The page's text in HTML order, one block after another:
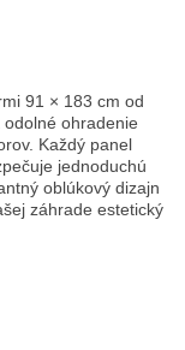
91 × 183 cm od
odolné ohradenie
Každý panel
jednoduchú
oblúkový dizajn
záhrade estetický